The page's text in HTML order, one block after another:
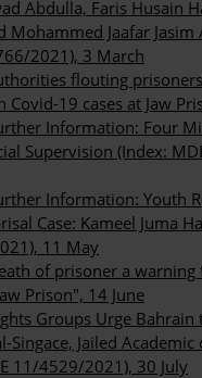
Abdulla, Faris Husain
Mohammed Jaafar
2021), 3 March
flouting
Covid-19 cases at Jaw
Information: Four
Supervision (Index:
Information: Youth
Case: Kameel Juma
11 May
of prisoner a warning
Prison", 14 June
Groups Urge Bahrain
Singace, Jailed
11/4529/2021), 30 July